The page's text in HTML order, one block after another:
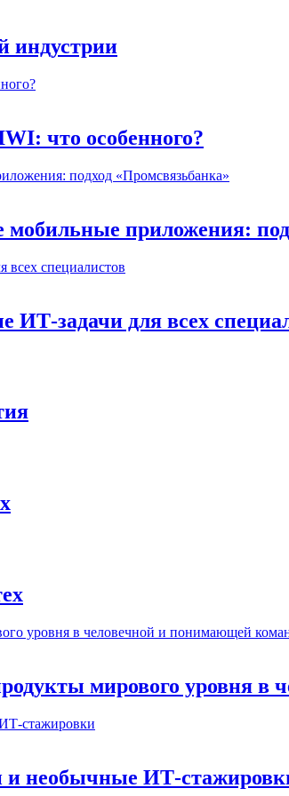
индустрии
что особенного?
приложения:
ИТ-задачи для всех
мирового уровня
необычные